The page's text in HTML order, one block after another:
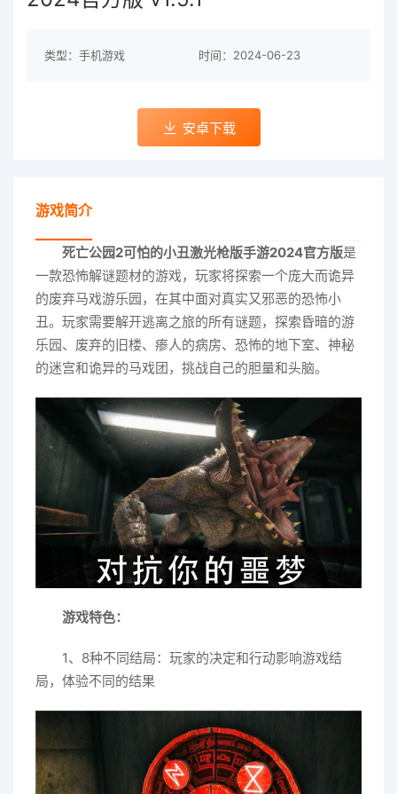
类型：手机游戏 时间：2024-06-23
安卓下载
游戏简介
死亡公园2可怕的小丑激光枪版手游2024官方版是
一款恐怖解谜题材的游戏，玩家将探索一个庞大而诡异
的废弃马戏游乐园，在其中面对真实又邪恶的恐怖小
丑。玩家需要解开逃离之旅的所有谜题，探索昏暗的游
乐园、废弃的旧楼、瘆人的病房、恐怖的地下室、神秘
的迷宫和诡异的马戏团，挑战自己的胆量和头脑。
游戏特色：
1、8种不同结局：玩家的决定和行动影响游戏结
局，体验不同的结果